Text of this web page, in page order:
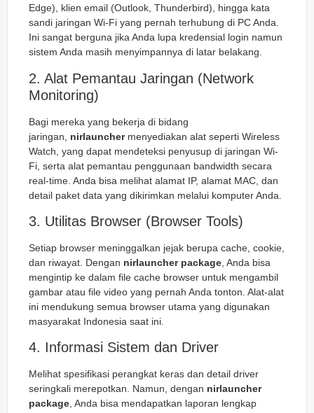
Edge), klien email (Outlook, Thunderbird), hingga kata
sandi jaringan Wi-Fi yang pernah terhubung di PC Anda.
Ini sangat berguna jika Anda lupa kredensial login namun
sistem Anda masih menyimpannya di latar belakang.
2. Alat Pemantau Jaringan (Network
Monitoring)
Bagi mereka yang bekerja di bidang
jaringan, nirlaunchermenyediakan alat seperti Wireless
Watch, yang dapat mendeteksi penyusup di jaringan Wi-
Fi, serta alat pemantau penggunaan bandwidth secara
real-time. Anda bisa melihat alamat IP, alamat MAC, dan
detail paket data yang dikirimkan melalui komputer Anda.
3. Utilitas Browser (Browser Tools)
Setiap browser meninggalkan jejak berupa cache, cookie,
dan riwayat. Dengan nirlauncher package , Anda bisa
mengintip ke dalam file cache browser untuk mengambil
gambar atau file video yang pernah Anda tonton. Alat-alat
ini mendukung semua browser utama yang digunakan
masyarakat Indonesia saat ini.
4. Informasi Sistem dan Driver
Melihat spesifikasi perangkat keras dan detail driver
seringkali merepotkan. Namun, dengan nirlauncher
package, Anda bisa mendapatkan laporan lengkap